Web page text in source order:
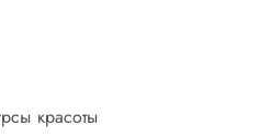
красоты